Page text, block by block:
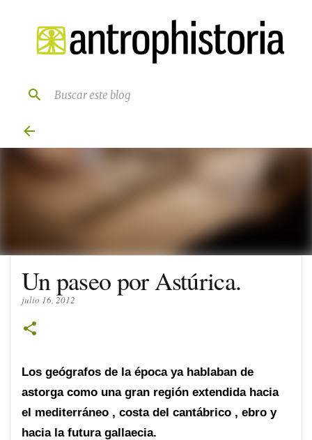
Ir al contenido principal
Un paseo por Astúrica.
julio 16, 2012
Los geógrafos de la época ya hablaban de
astorga como una gran región extendida hacia
el mediterráneo , costa del cantábrico , ebro y
hacia la futura gallaecia.